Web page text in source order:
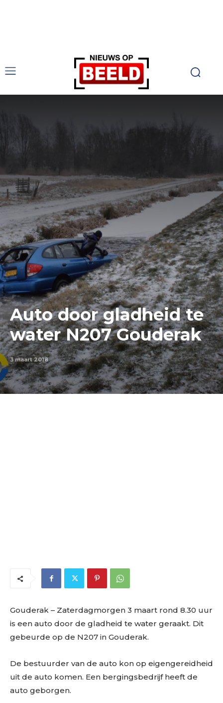
Auto door gladheid te
water N207 Gouderak
3 maart 2018
Gouderak – Zaterdagmorgen 3 maart rond 8.30 uur
is een auto door de gladheid te water geraakt. Dit
gebeurde op de N207 in Gouderak.
De bestuurder van de auto kon op eigengereidheid
uit de auto komen. Een bergingsbedrijf heeft de
auto geborgen.